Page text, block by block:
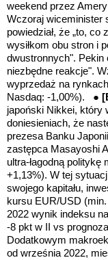
weekend przez
Wczoraj wiceminister
powiedział, że „to, co
wysiłkom obu stron i
dwustronnych". Pekin
niezbędne reakcje".
wyprzedaż na
Nasdaq: -1,00%). ●
japoński Nikkei, który
doniesieniach, że
prezesa Banku
zastępca Masayoshi
ultra-łagodną politykę
+1,13%). W tej
swojego kapitału,
kursu EUR/USD (min.
2022 wynik indeksu
-8 pkt w II vs
Dodatkowym
od września 2022,